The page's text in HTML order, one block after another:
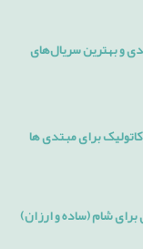
و بهترین سریال‌های
برای مبتدی ها